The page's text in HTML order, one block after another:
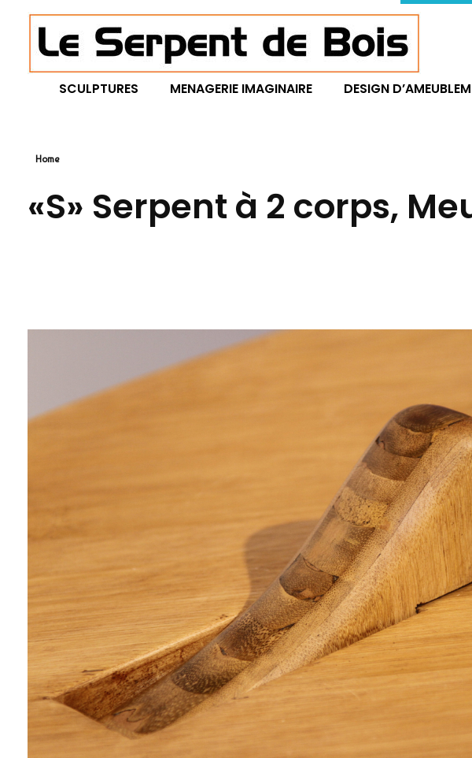
SCULPTURES MENAGERIE IMAGINAIRE DESIGN
Home
«S» Serpent à 2 corps,